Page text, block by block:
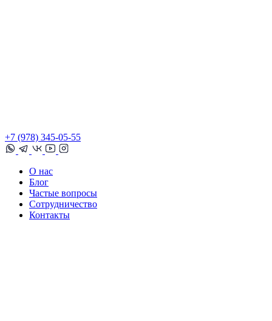
+7 (978) 345-05-55
О нас
Блог
Частые вопросы
Сотрудничество
Контакты